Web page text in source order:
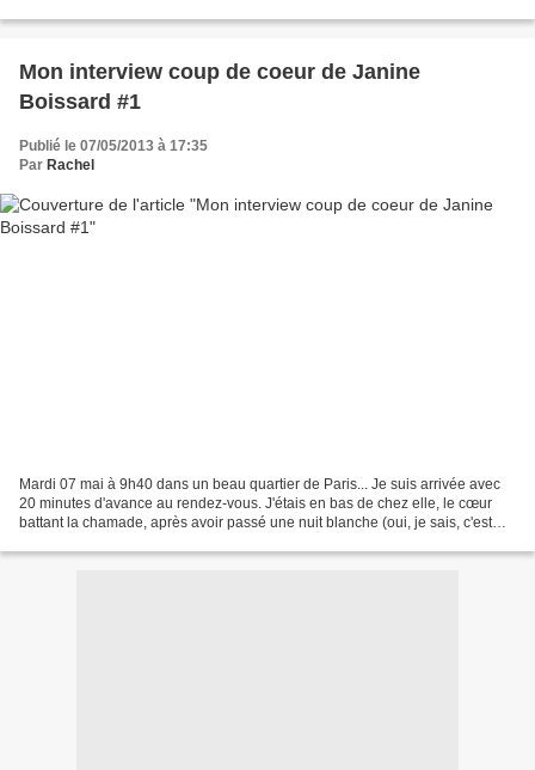
Mon interview coup de coeur de Janine
Boissard #1
Publié le 07/05/2013 à 17:35
Par Rachel
Mardi 07 mai à 9h40 dans un beau quartier de Paris... Je suis arrivée avec
20 minutes d'avance au rendez-vous. J'étais en bas de chez elle, le cœur
battant la chamade, après avoir passé une nuit blanche (oui, je sais, c'est